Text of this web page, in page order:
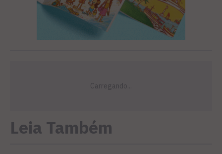
Leia Também